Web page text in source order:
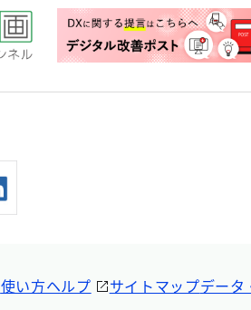
使い方ヘルプ サイトマップデータ